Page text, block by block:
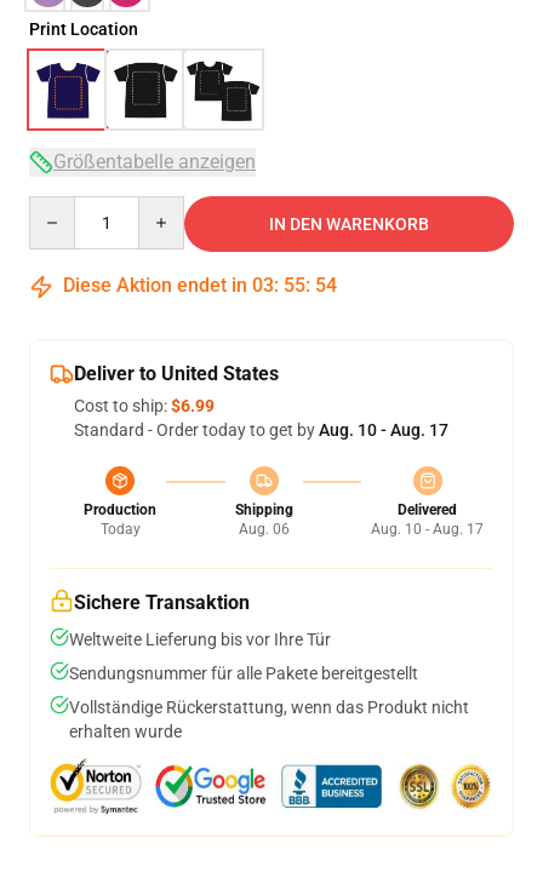
Print Location
Größentabelle anzeigen
IN DEN WARENKORB
Diese Aktion endet in 03: 55: 53
Deliver to United States
Cost to ship:$6.99
Standard - Order today to get byAug. 10 - Aug. 17
Production
Today
Shipping
Aug. 06
Delivered
Aug. 10 - Aug. 17
Sichere Transaktion
Weltweite Lieferung bis vor Ihre Tür
Sendungsnummer für alle Pakete bereitgestellt
Vollständige Rückerstattung, wenn das Produkt nicht
erhalten wurde